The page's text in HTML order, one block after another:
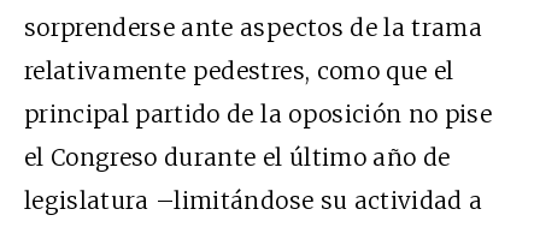
sorprenderse ante aspectos de la trama
relativamente pedestres, como que el
principal partido de la oposición no pise
el Congreso durante el último año de
legislatura –limitándose su actividad a